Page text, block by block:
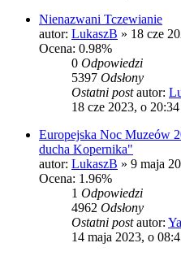
Nienazwani Tczewianie
autor: LukaszB » 18 cze
Ocena: 0.98%
0 Odpowiedzi
5397 Odsłony
Ostatni postautor:
18 cze 2023, o 20:34
Europejska Noc Muzeów
ducha Kopernika"
autor: LukaszB » 9 maja
Ocena: 1.96%
1 Odpowiedzi
4962 Odsłony
Ostatni postautor:
14 maja 2023, o